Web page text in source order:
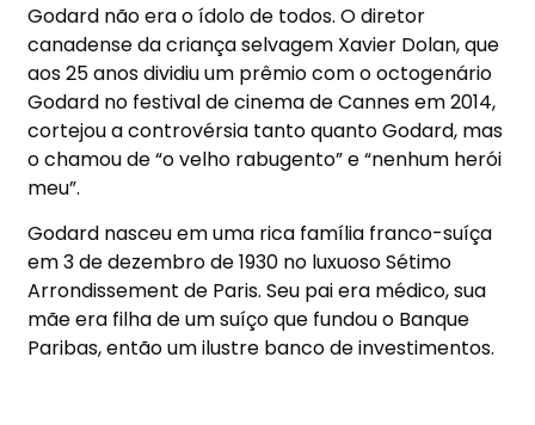
Godard não era o ídolo de todos. O diretor
canadense da criança selvagem Xavier Dolan, que
aos 25 anos dividiu um prêmio com o octogenário
Godard no festival de cinema de Cannes em 2014,
cortejou a controvérsia tanto quanto Godard, mas
o chamou de “o velho rabugento” e “nenhum herói
meu”.
Godard nasceu em uma rica família franco-suíça
em 3 de dezembro de 1930 no luxuoso Sétimo
Arrondissement de Paris. Seu pai era médico, sua
mãe era filha de um suíço que fundou o Banque
Paribas, então um ilustre banco de investimentos.